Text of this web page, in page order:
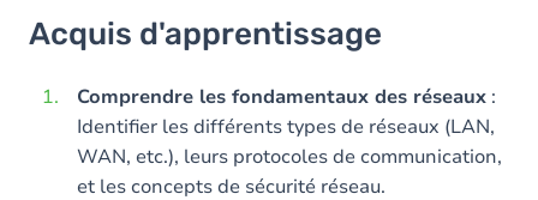
Objectifs
Contenu
Acquis d'apprentissage
Comprendre les fondamentaux des réseaux :
Identifier les différents types de réseaux (LAN,
WAN, etc.), leurs protocoles de communication,
et les concepts de sécurité réseau.